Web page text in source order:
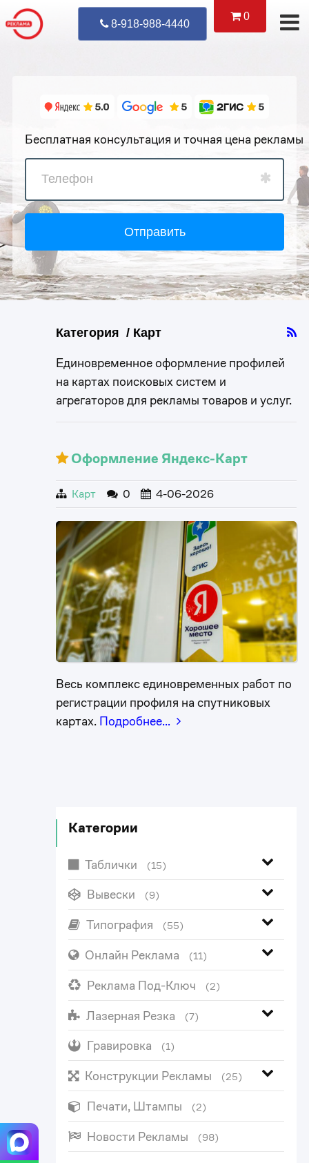
0
8-918-988-4440 Уже
Бесплатная консультация и точная цена рекламы
Отправить
Категория / Карт
Единовременное оформление профилей
на картах поисковых систем и
агрегаторов для рекламы товаров и услуг.
Оформление Яндекс-Карт
Карт 0 4-06-2026
Весь комплекс единовременных работ по
регистрации профиля на спутниковых
картах. Подробнее…
Категории
Таблички (15)
Вывески (9)
Типография (55)
Онлайн Реклама (11)
Реклама Под-Ключ (2)
Лазерная Резка (7)
Гравировка (1)
Конструкции Рекламы (25)
Печати, Штампы (2)
Новости Рекламы (98)